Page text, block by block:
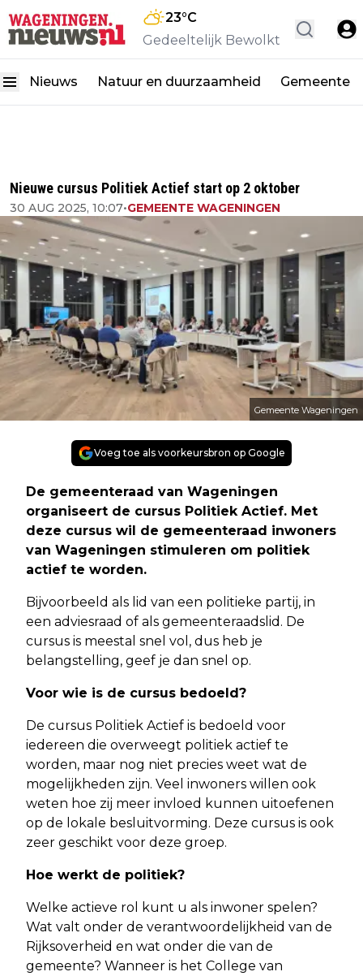
23°C
Gedeeltelijk Bewolkt
Nieuws Natuur en duurzaamheid Gemeente
Nieuwe cursus Politiek Actief start op 2 oktober
30 AUG 2025, 10:07•GEMEENTE WAGENINGEN
Gemeente Wageningen
Voeg toe als voorkeursbron op Google
De gemeenteraad van Wageningen
organiseert de cursus Politiek Actief. Met
deze cursus wil de gemeenteraad inwoners
van Wageningen stimuleren om politiek
actief te worden.
Bijvoorbeeld als lid van een politieke partij, in
een adviesraad of als gemeenteraadslid. De
cursus is meestal snel vol, dus heb je
belangstelling, geef je dan snel op.
Voor wie is de cursus bedoeld?
De cursus Politiek Actief is bedoeld voor
iedereen die overweegt politiek actief te
worden, maar nog niet precies weet wat de
mogelijkheden zijn. Veel inwoners willen ook
weten hoe zij meer invloed kunnen uitoefenen
op de lokale besluitvorming. Deze cursus is ook
zeer geschikt voor deze groep.
Hoe werkt de politiek?
Welke actieve rol kunt u als inwoner spelen?
Wat valt onder de verantwoordelijkheid van de
Rijksoverheid en wat onder die van de
gemeente? Wanneer is het College van